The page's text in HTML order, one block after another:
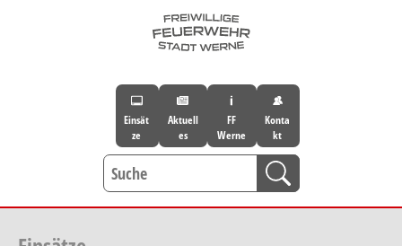
Einsät
ze
Aktuell
es
FF
Werne
Konta
kt